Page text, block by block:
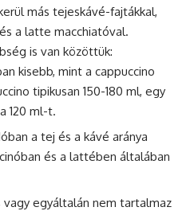
más tejeskávé-fajtákkal,
a latte macchiatóval.
is van közöttük:
kisebb, mint a cappuccino
tipikusan 150-180 ml, egy
120 ml-t.
a tej és a kávé aránya
és a lattében általában
egyáltalán nem tartalmaz